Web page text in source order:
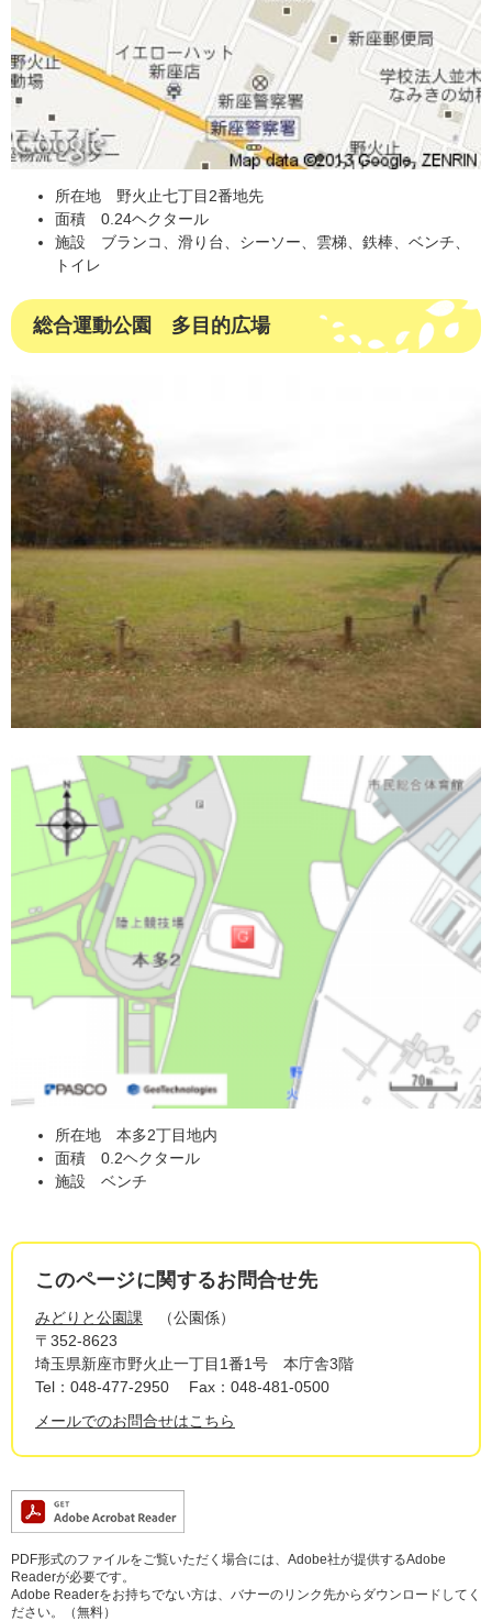
所在地 野火止七丁目2番地先
面積 0.24ヘクタール
施設 ブランコ、滑り台、シーソー、雲梯、鉄棒、ベンチ、
トイレ
総合運動公園 多目的広場
所在地 本多2丁目地内
面積 0.2ヘクタール
施設 ベンチ
このページに関するお問合せ先
みどりと公園課
公園係
〒352-8623
埼玉県新座市野火止一丁目1番1号 本庁舎3階
Tel：048-477-2950
Fax：048-481-0500
メールでのお問合せはこちら
PDF形式のファイルをご覧いただく場合には、Adobe社が提供するAdobe
Readerが必要です。
Adobe Readerをお持ちでない方は、バナーのリンク先からダウンロードしてく
ださい。（無料）